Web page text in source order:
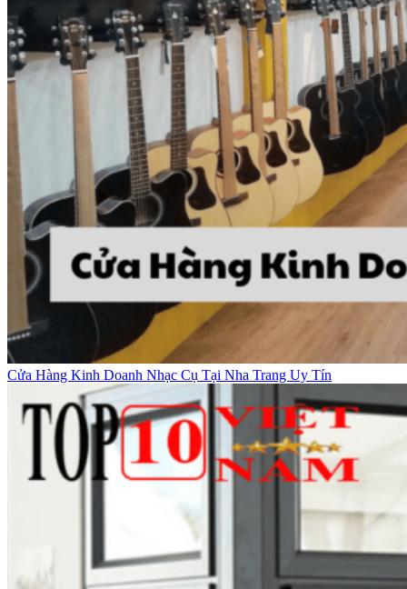
Cửa Hàng Kinh Doanh Nhạc Cụ Tại Nha Trang Uy Tín